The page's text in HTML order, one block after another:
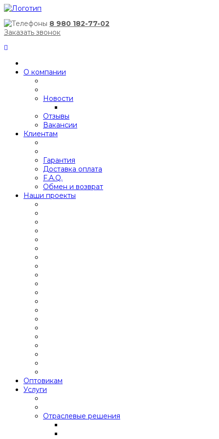
8 980 182-77-02
Заказать звонок
О компании
Новости
Отзывы
Вакансии
Клиентам
Гарантия
Доставка оплата
F.A.Q.
Обмен и возврат
Наши проекты
Оптовикам
Услуги
Отраслевые решения